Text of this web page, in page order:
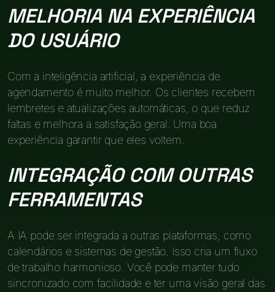
MELHORIA NA EXPERIÊNCIA
DO USUÁRIO
Com a inteligência artificial, a experiência de
agendamento é muito melhor. Os clientes recebem
lembretes e atualizações automáticas, o que reduz
faltas e melhora a satisfação geral. Uma boa
experiência garantir que eles voltem.
INTEGRAÇÃO COM OUTRAS
FERRAMENTAS
A IA pode ser integrada a outras plataformas, como
calendários e sistemas de gestão. Isso cria um fluxo
de trabalho harmonioso. Você pode manter tudo
sincronizado com facilidade e ter uma visão geral das